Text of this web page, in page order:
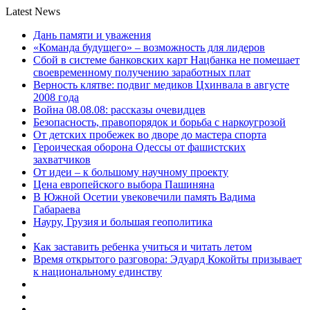
Latest News
Дань памяти и уважения
«Команда будущего» – возможность для лидеров
Сбой в системе банковских карт Нацбанка не помешает
своевременному получению заработных плат
Верность клятве: подвиг медиков Цхинвала в августе
2008 года
Война 08.08.08: рассказы очевидцев
Безопасность, правопорядок и борьба с наркоугрозой
От детских пробежек во дворе до мастера спорта
Героическая оборона Одессы от фашистских
захватчиков
От идеи – к большому научному проекту
Цена европейского выбора Пашиняна
В Южной Осетии увековечили память Вадима
Габараева
Науру, Грузия и большая геополитика
Как заставить ребенка учиться и читать летом
Время открытого разговора: Эдуард Кокойты призывает
к национальному единству